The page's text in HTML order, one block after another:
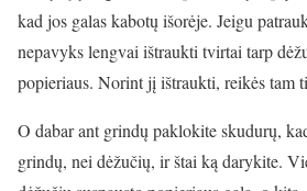
kad jos galas kabotų išorėje. Jeigu
nepavyks lengvai ištraukti tvirtai tarp
popieriaus. Norint jį ištraukti, reikės tam
O dabar ant grindų paklokite skudurų,
grindų, nei dėžučių, ir štai ką darykite.